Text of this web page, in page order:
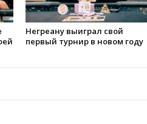
Негреану выиграл свой
первый турнир в новом году